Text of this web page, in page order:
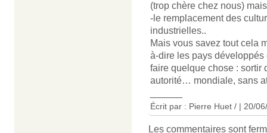
(trop chère chez nous)
-le remplacement des
industrielles..
Mais vous savez tout cela
à-dire les pays développés
faire quelque chose : sortir
autorité… mondiale, sans
Écrit par : Pierre Huet / | 20/
Les commentaires sont